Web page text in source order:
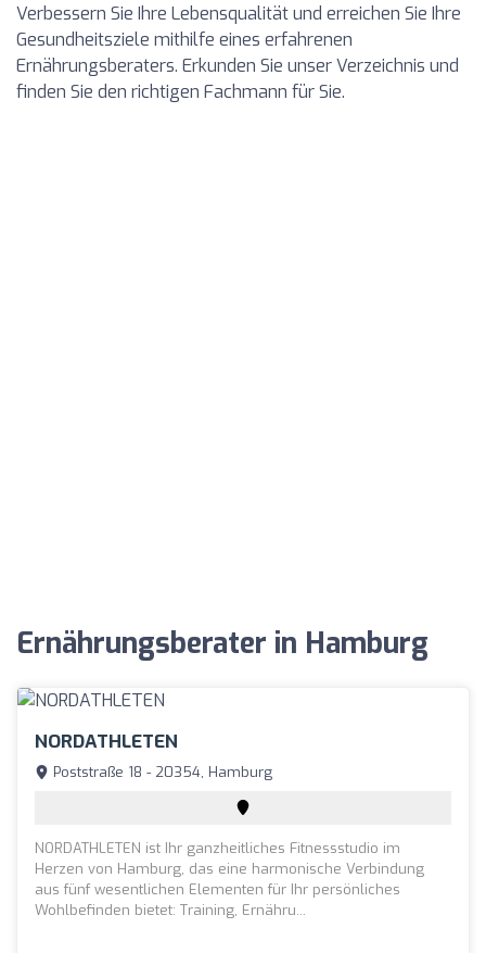
Verbessern Sie Ihre Lebensqualität und erreichen Sie Ihre
Gesundheitsziele mithilfe eines erfahrenen
Ernährungsberaters. Erkunden Sie unser Verzeichnis und
finden Sie den richtigen Fachmann für Sie.
Ernährungsberater in Hamburg
NORDATHLETEN
Poststraße 18 - 20354, Hamburg
NORDATHLETEN ist Ihr ganzheitliches Fitnessstudio im
Herzen von Hamburg, das eine harmonische Verbindung
aus fünf wesentlichen Elementen für Ihr persönliches
Wohlbefinden bietet: Training, Ernähru...